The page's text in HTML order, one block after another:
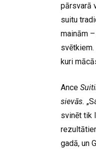
pārsvarā
suitu
mainām
kuri
Ance
sievās.
svinēt tik
gadā, un